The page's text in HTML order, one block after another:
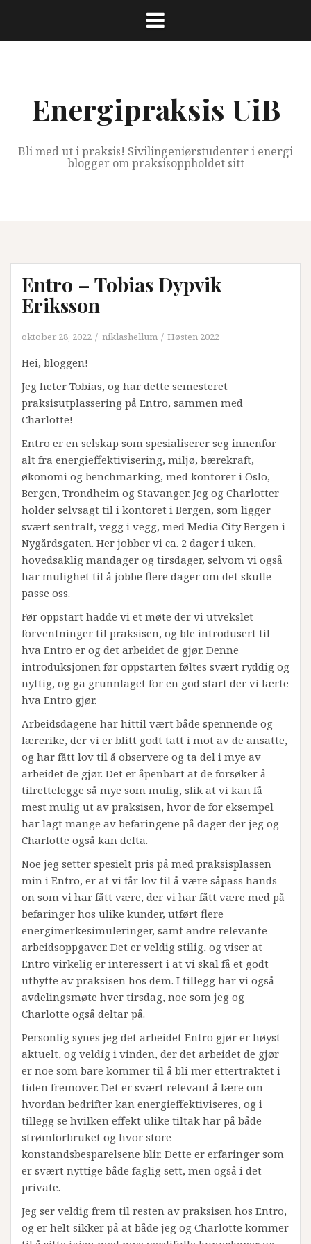
content
Energipraksis UiB
Bli med ut i praksis! Sivilingeniørstudenter i energi
blogger om praksisoppholdet sitt
Entro – Tobias Dypvik
Eriksson
oktober 28, 2022 niklashellum Høsten 2022
Hei, bloggen!
Jeg heter Tobias, og har dette semesteret
praksisutplassering på Entro, sammen med
Charlotte!
Entro er en selskap som spesialiserer seg innenfor
alt fra energieffektivisering, miljø, bærekraft,
økonomi og benchmarking, med kontorer i Oslo,
Bergen, Trondheim og Stavanger. Jeg og Charlotter
holder selvsagt til i kontoret i Bergen, som ligger
svært sentralt, vegg i vegg, med Media City Bergen i
Nygårdsgaten. Her jobber vi ca. 2 dager i uken,
hovedsaklig mandager og tirsdager, selvom vi også
har mulighet til å jobbe flere dager om det skulle
passe oss.
Før oppstart hadde vi et møte der vi utvekslet
forventninger til praksisen, og ble introdusert til
hva Entro er og det arbeidet de gjør. Denne
introduksjonen før oppstarten føltes svært ryddig og
nyttig, og ga grunnlaget for en god start der vi lærte
hva Entro gjør.
Arbeidsdagene har hittil vært både spennende og
lærerike, der vi er blitt godt tatt i mot av de ansatte,
og har fått lov til å observere og ta del i mye av
arbeidet de gjør. Det er åpenbart at de forsøker å
tilrettelegge så mye som mulig, slik at vi kan få
mest mulig ut av praksisen, hvor de for eksempel
har lagt mange av befaringene på dager der jeg og
Charlotte også kan delta.
Noe jeg setter spesielt pris på med praksisplassen
min i Entro, er at vi får lov til å være såpass hands-
on som vi har fått være, der vi har fått være med på
befaringer hos ulike kunder, utført flere
energimerkesimuleringer, samt andre relevante
arbeidsoppgaver. Det er veldig stilig, og viser at
Entro virkelig er interessert i at vi skal få et godt
utbytte av praksisen hos dem. I tillegg har vi også
avdelingsmøte hver tirsdag, noe som jeg og
Charlotte også deltar på.
Personlig synes jeg det arbeidet Entro gjør er høyst
aktuelt, og veldig i vinden, der det arbeidet de gjør
er noe som bare kommer til å bli mer ettertraktet i
tiden fremover. Det er svært relevant å lære om
hvordan bedrifter kan energieffektiviseres, og i
tillegg se hvilken effekt ulike tiltak har på både
strømforbruket og hvor store
konstandsbesparelsene blir. Dette er erfaringer som
er svært nyttige både faglig sett, men også i det
private.
Jeg ser veldig frem til resten av praksisen hos Entro,
og er helt sikker på at både jeg og Charlotte kommer